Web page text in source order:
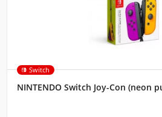
Switch
NINTENDO Switch Joy-Con (neon